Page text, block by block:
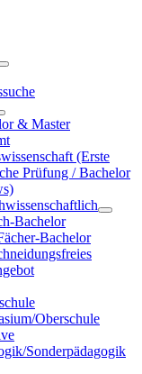
& Master
(Erste
Prüfung / Bachelor
Bachelor
Bachelor
Oberschule
Sonderpädagogik